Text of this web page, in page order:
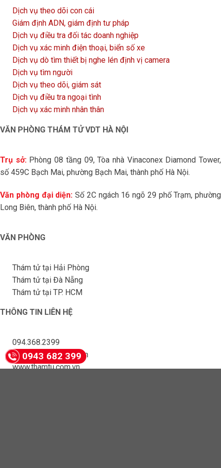
Dịch vụ theo dõi con cái
Giám định ADN, giám định tư pháp
Dịch vụ điều tra đối tác doanh nghiệp
Dịch vụ xác minh điện thoại, biển số xe
Dịch vụ dò tìm thiết bị nghe lén định vị camera
Dịch vụ tìm người
Dịch vụ theo dõi, giám sát
Dịch vụ điều tra ngoại tình
Dịch vụ xác minh nhân thân
VĂN PHÒNG THÁM TỬ VDT HÀ NỘI
Trụ sở: Phòng 08 tầng 09, Tòa nhà Vinaconex Diamond Tower,
số 459C Bạch Mai, phường Bạch Mai, thành phố Hà Nội.
Văn phòng đại diện: Số 2C ngách 16 ngõ 29 phố Trạm, phường
Long Biên, thành phố Hà Nội.
VĂN PHÒNG
Thám tử tại Hải Phòng
Thám tử tại Đà Nẵng
Thám tử tại TP. HCM
THÔNG TIN LIÊN HỆ
094.368.2399
thamtuvdt@gmail.com
www.thamtu.com.vn
0943 682 399